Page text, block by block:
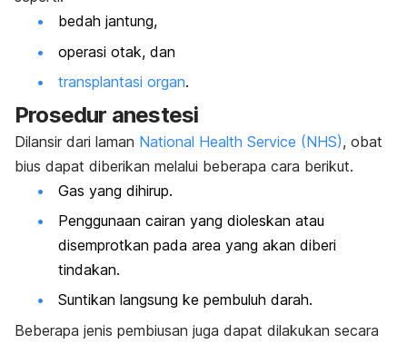
bedah jantung,
operasi otak, dan
transplantasi organ.
Prosedur anestesi
Dilansir dari laman National Health Service (NHS), obat
bius dapat diberikan melalui beberapa cara berikut.
Gas yang dihirup.
Penggunaan cairan yang dioleskan atau
disemprotkan pada area yang akan diberi
tindakan.
Suntikan langsung ke pembuluh darah.
Beberapa jenis pembiusan juga dapat dilakukan secara